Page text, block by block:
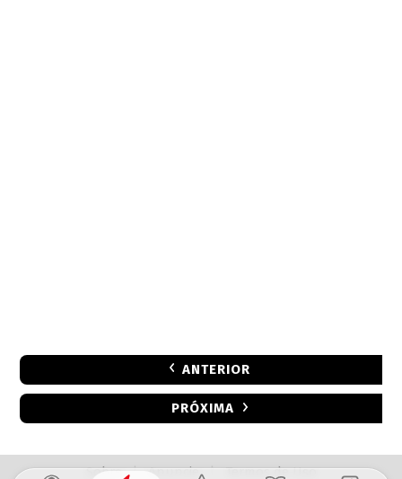
ANTERIOR
PRÓXIMA
Sobre | Anuncie | Termos de Uso